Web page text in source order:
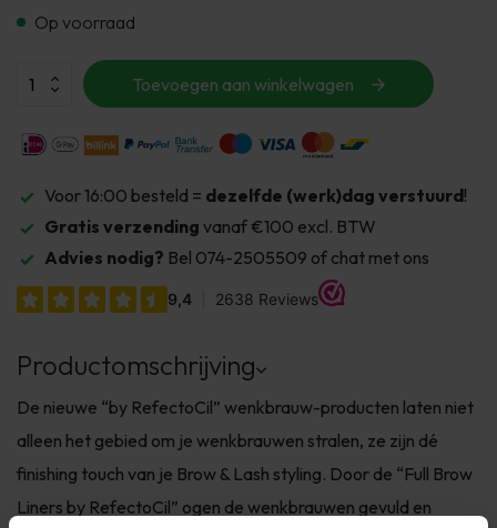
Op voorraad
Toevoegen aan winkelwagen
Voor 16:00 besteld = dezelfde (werk)dag verstuurd!
Gratis verzending vanaf €100 excl. BTW
Advies nodig? Bel 074-2505509 of chat met ons
Productomschrijving
De nieuwe “by RefectoCil” wenkbrauw-producten laten niet
alleen het gebied om je wenkbrauwen stralen, ze zijn dé
finishing touch van je Brow & Lash styling. Door de “Full Brow
Liners by RefectoCil” ogen de wenkbrauwen gevuld en